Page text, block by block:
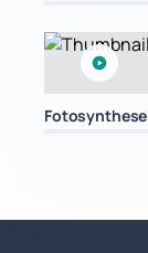
Fotosynthese